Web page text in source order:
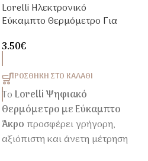
Lorelli Ηλεκτρονικό
Εύκαμπτο Θερμόμετρο Για
3.50€
ΠΡΟΣΘΉΚΗ ΣΤΟ ΚΑΛΆΘΙ
Το Lorelli Ψηφιακό
Θερμόμετρο με Εύκαμπτο
Άκρο προσφέρει γρήγορη,
αξιόπιστη και άνετη μέτρηση